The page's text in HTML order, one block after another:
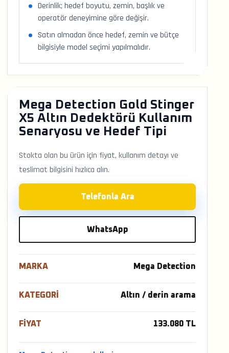
Derinlik; hedef boyutu, zemin, başlık ve
operatör deneyimine göre değişir.
Satın almadan önce hedef, zemin ve bütçe
bilgisiyle model seçimi yapılmalıdır.
Mega Detection Gold Stinger
X5 Altın Dedektörü Kullanım
Senaryosu ve Hedef Tipi
Stokta olan bu ürün için fiyat, kullanım detayı ve
teslimat bilgisini hızlıca alın.
Telefonla Ara
WhatsApp
MARKA Mega Detection
KATEGORI Altın / derin arama
FIYAT 133.080 TL